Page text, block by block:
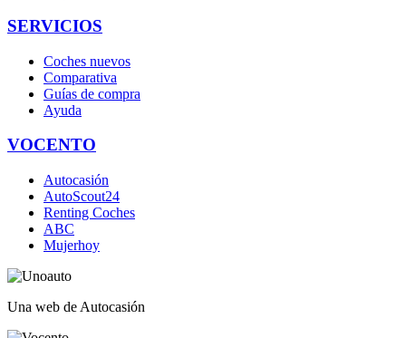
SERVICIOS
Coches nuevos
Comparativa
Guías de compra
Ayuda
VOCENTO
Autocasión
AutoScout24
Renting Coches
ABC
Mujerhoy
Una web de Autocasión